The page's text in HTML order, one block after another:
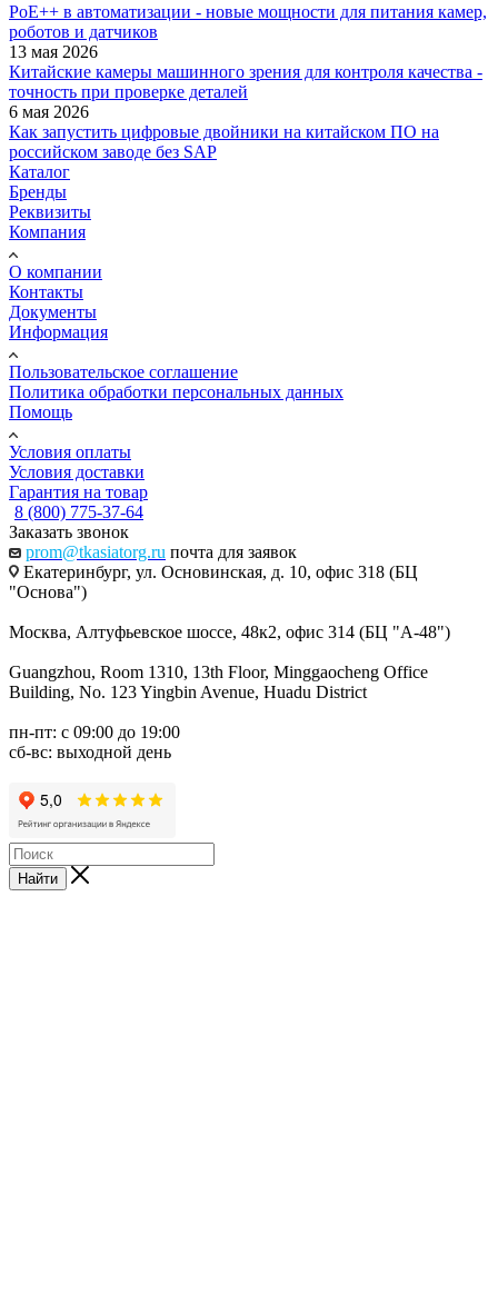
PoE++ в автоматизации - новые мощности для питания камер,
роботов и датчиков
13 мая 2026
Китайские камеры машинного зрения для контроля качества -
точность при проверке деталей
6 мая 2026
Как запустить цифровые двойники на китайском ПО на
российском заводе без SAP
Каталог
Бренды
Реквизиты
Компания
О компании
Контакты
Документы
Информация
Пользовательское соглашение
Политика обработки персональных данных
Помощь
Условия оплаты
Условия доставки
Гарантия на товар
8 (800) 775-37-64
Заказать звонок
prom@tkasiatorg.ru почта для заявок
Екатеринбург, ул. Основинская, д. 10, офис 318 (БЦ
"Основа")
Москва, Алтуфьевское шоссе, 48к2, офис 314 (БЦ "А-48")
Guangzhou, Room 1310, 13th Floor, Minggaocheng Office
Building, No. 123 Yingbin Avenue, Huadu District
пн-пт: с 09:00 до 19:00
сб-вс: выходной день
Найти